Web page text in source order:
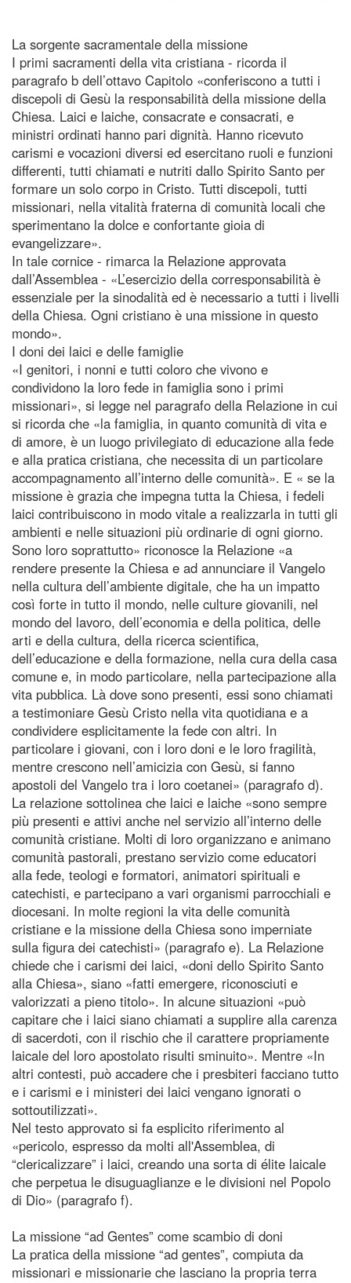
La sorgente sacramentale della missione
I primi sacramenti della vita cristiana - ricorda il
paragrafo b dell’ottavo Capitolo «conferiscono a tutti i
discepoli di Gesù la responsabilità della missione della
Chiesa. Laici e laiche, consacrate e consacrati, e
ministri ordinati hanno pari dignità. Hanno ricevuto
carismi e vocazioni diversi ed esercitano ruoli e funzioni
differenti, tutti chiamati e nutriti dallo Spirito Santo per
formare un solo corpo in Cristo. Tutti discepoli, tutti
missionari, nella vitalità fraterna di comunità locali che
sperimentano la dolce e confortante gioia di
evangelizzare».
In tale cornice - rimarca la Relazione approvata
dall’Assemblea - «L’esercizio della corresponsabilità è
essenziale per la sinodalità ed è necessario a tutti i livelli
della Chiesa. Ogni cristiano è una missione in questo
mondo».
I doni dei laici e delle famiglie
«I genitori, i nonni e tutti coloro che vivono e
condividono la loro fede in famiglia sono i primi
missionari», si legge nel paragrafo della Relazione in cui
si ricorda che «la famiglia, in quanto comunità di vita e
di amore, è un luogo privilegiato di educazione alla fede
e alla pratica cristiana, che necessita di un particolare
accompagnamento all’interno delle comunità». E « se la
missione è grazia che impegna tutta la Chiesa, i fedeli
laici contribuiscono in modo vitale a realizzarla in tutti gli
ambienti e nelle situazioni più ordinarie di ogni giorno.
Sono loro soprattutto» riconosce la Relazione «a
rendere presente la Chiesa e ad annunciare il Vangelo
nella cultura dell’ambiente digitale, che ha un impatto
così forte in tutto il mondo, nelle culture giovanili, nel
mondo del lavoro, dell’economia e della politica, delle
arti e della cultura, della ricerca scientifica,
dell’educazione e della formazione, nella cura della casa
comune e, in modo particolare, nella partecipazione alla
vita pubblica. Là dove sono presenti, essi sono chiamati
a testimoniare Gesù Cristo nella vita quotidiana e a
condividere esplicitamente la fede con altri. In
particolare i giovani, con i loro doni e le loro fragilità,
mentre crescono nell’amicizia con Gesù, si fanno
apostoli del Vangelo tra i loro coetanei» (paragrafo d).
La relazione sottolinea che laici e laiche «sono sempre
più presenti e attivi anche nel servizio all’interno delle
comunità cristiane. Molti di loro organizzano e animano
comunità pastorali, prestano servizio come educatori
alla fede, teologi e formatori, animatori spirituali e
catechisti, e partecipano a vari organismi parrocchiali e
diocesani. In molte regioni la vita delle comunità
cristiane e la missione della Chiesa sono imperniate
sulla figura dei catechisti» (paragrafo e). La Relazione
chiede che i carismi dei laici, «doni dello Spirito Santo
alla Chiesa», siano «fatti emergere, riconosciuti e
valorizzati a pieno titolo». In alcune situazioni «può
capitare che i laici siano chiamati a supplire alla carenza
di sacerdoti, con il rischio che il carattere propriamente
laicale del loro apostolato risulti sminuito». Mentre «In
altri contesti, può accadere che i presbiteri facciano tutto
e i carismi e i ministeri dei laici vengano ignorati o
sottoutilizzati».
Nel testo approvato si fa esplicito riferimento al
«pericolo, espresso da molti all'Assemblea, di
“clericalizzare” i laici, creando una sorta di élite laicale
che perpetua le disuguaglianze e le divisioni nel Popolo
di Dio» (paragrafo f).
La missione “ad Gentes” come scambio di doni
La pratica della missione “ad gentes”, compiuta da
missionari e missionarie che lasciano la propria terra